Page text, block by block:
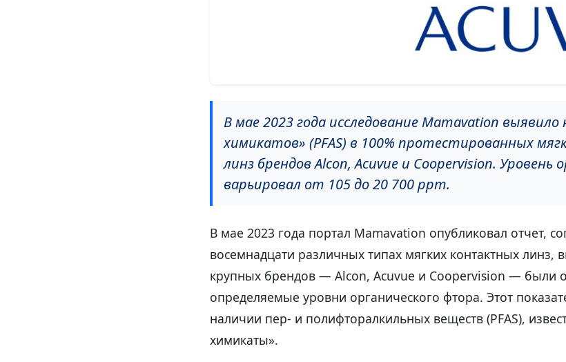
В мае 2023 года исследование Mamavation выявило
химикатов» (PFAS) в 100% протестированных
линз брендов Alcon, Acuvue и Coopervision. Уровень
варьировал от 105 до 20 700 ppm.
В мае 2023 года портал Mamavation опубликовал отчет,
восемнадцати различных типах мягких контактных линз,
крупных брендов — Alcon, Acuvue и Coopervision — были
определяемые уровни органического фтора. Этот
наличии пер- и полифторалкильных веществ (PFAS),
химикаты».